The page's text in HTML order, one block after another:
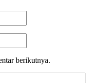
berikutnya.